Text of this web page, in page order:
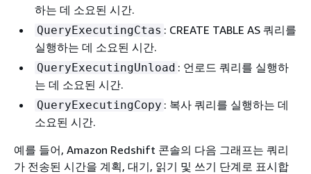
하는 데 소요된 시간.
QueryExecutingCtas : CREATE TABLE AS 쿼리를
실행하는 데 소요된 시간.
QueryExecutingUnload : 언로드 쿼리를 실행하
는 데 소요된 시간.
QueryExecutingCopy : 복사 쿼리를 실행하는 데
소요된 시간.
예를 들어, Amazon Redshift 콘솔의 다음 그래프는 쿼리
가 전송된 시간을 계획, 대기, 읽기 및 쓰기 단계로 표시합